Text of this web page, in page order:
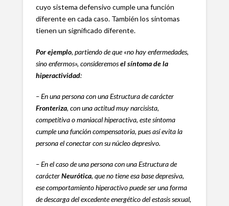
cuyo sistema defensivo cumple una función
diferente en cada caso. También los síntomas
tienen un significado diferente.
Por ejemplo, partiendo de que «no hay enfermedades,
sino enfermos», consideremosel síntoma de la
hiperactividad:
– En una persona con una Estructura de carácter
Fronteriza, con una actitud muy narcisista,
competitiva o maniacal hiperactiva, este síntoma
cumple una función compensatoria, pues así evita la
persona el conectar con su núcleo depresivo.
– En el caso de una persona con una Estructurade
carácterNeurótica, que no tiene esa base depresiva,
ese comportamiento hiperactivo puede ser una forma
de descarga del excedente energético del estasis sexual,